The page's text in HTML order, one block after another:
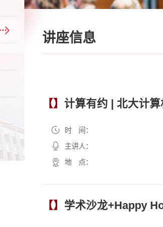
讲座信息
【】 计算有约 | 北大计算
时 间：
主讲人：
地 点：
【】 学术沙龙+Happy